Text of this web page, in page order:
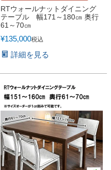
RTウォールナットダイニング
テーブル 幅171～180㎝ 奥行
61～70㎝
¥135,000税込
詳細を見る